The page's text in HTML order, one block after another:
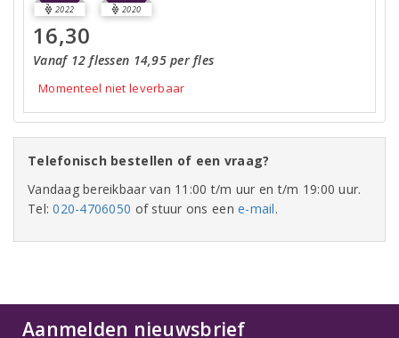
2022 2020
16,30
Vanaf 12 flessen 14,95 per fles
Momenteel niet leverbaar
Telefonisch bestellen of een vraag?
Vandaag bereikbaar van 11:00 t/m uur en t/m 19:00 uur.
Tel:020-4706050 of stuur ons eene-mail.
Aanmelden nieuwsbrief